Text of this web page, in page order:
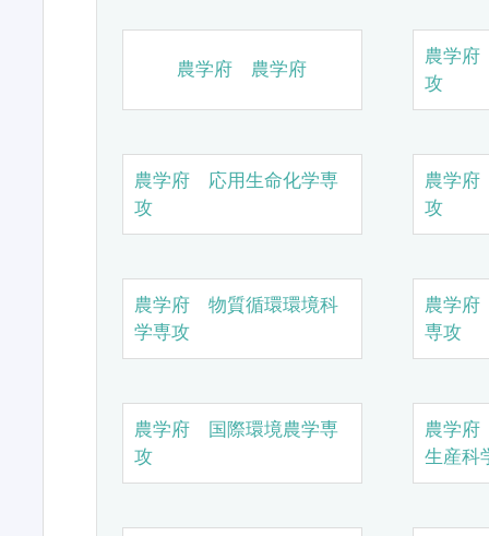
農学府 農学府
農学
攻
農学府 応用生命化学専
攻
農学
攻
農学府 物質循環環境科
学専攻
農学
専攻
農学府 国際環境農学専
攻
農学
生産科